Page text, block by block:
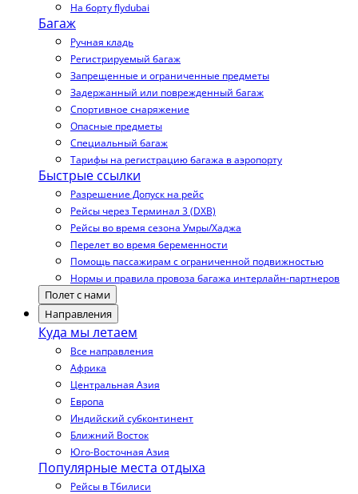
На борту flydubai
Багаж
Ручная кладь
Регистрируемый багаж
Запрещенные и ограниченные предметы
Задержанный или поврежденный багаж
Спортивное снаряжение
Опасные предметы
Специальный багаж
Тарифы на регистрацию багажа в аэропорту
Быстрые ссылки
Разрешение Допуск на рейс
Рейсы через Терминал 3 (DXB)
Рейсы во время сезона Умры/Хаджа
Перелет во время беременности
Помощь пассажирам с ограниченной подвижностью
Нормы и правила провоза багажа интерлайн-партнеров
Полет с нами
Направления
Куда мы летаем
Все направления
Африка
Центральная Азия
Европа
Индийский субконтинент
Ближний Восток
Юго-Восточная Азия
Популярные места отдыха
Рейсы в Тбилиси